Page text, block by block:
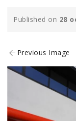
Published on 28
Previous Image